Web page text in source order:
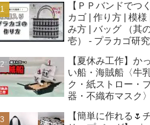
【ＰＰバンドでつ
カゴ | 作り方 | 模様
み方 | バッグ （其
壱） - プラカゴ研
【夏休み工作】か
い船・海賊船〈牛
ク・紙ストロー・
器・不織布マスク
作・廃材手作りお
【簡単に作れる🌷